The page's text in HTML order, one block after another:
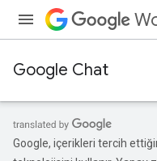
Google Chat
Google, içerikleri tercih